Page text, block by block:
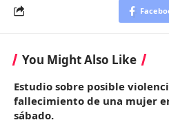
You Might Also Like
Estudio sobre posible
fallecimiento de una mujer
sábado.